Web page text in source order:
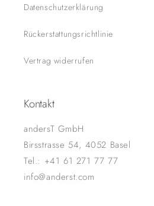
Datenschutzerklärung
Rückerstattungsrichtlinie
Vertrag widerrufen
Kontakt
andersT GmbH
Birsstrasse 54, 4052 Basel
Tel.: +41 61 271 77 77
info@anderst.com